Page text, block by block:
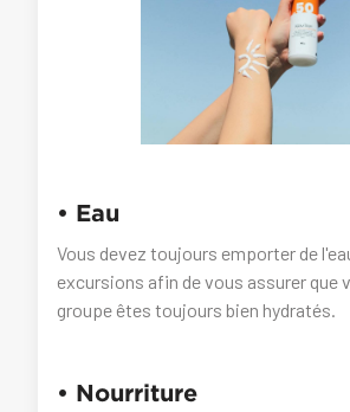
• Eau
Vous devez toujours emporter de
excursions afin de vous assurer que
groupe êtes toujours bien hydratés.
• Nourriture